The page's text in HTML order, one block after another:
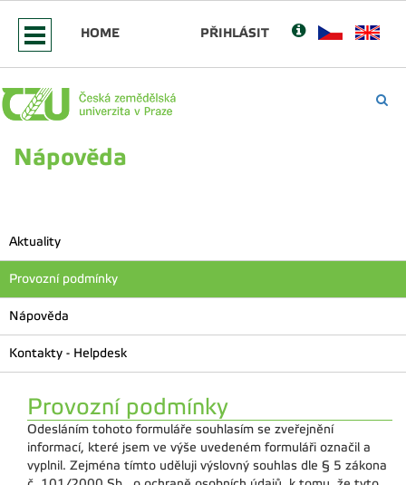
HOME PŘIHLÁSIT
Nápověda
Aktuality
Provozní podmínky
Nápověda
Kontakty - Helpdesk
Provozní podmínky
Odesláním tohoto formuláře souhlasím se zveřejnění
informací, které jsem ve výše uvedeném formuláři označil a
vyplnil. Zejména tímto uděluji výslovný souhlas dle § 5 zákona